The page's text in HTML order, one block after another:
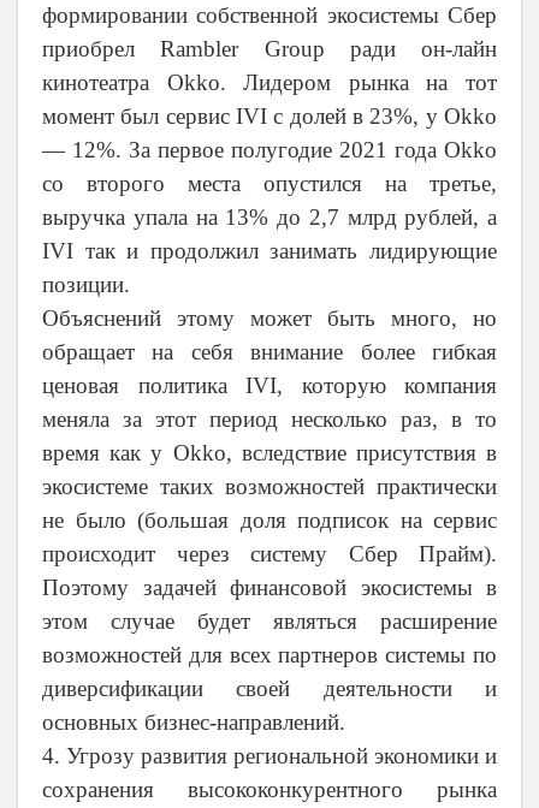
формировании собственной экосистемы Сбер
приобрел Rambler Group ради он-лайн
кинотеатра Okko. Лидером рынка на тот
момент был сервис IVI с долей в 23%, у Okko
— 12%. За первое полугодие 2021 года Okko
со второго места опустился на третье,
выручка упала на 13% до 2,7 млрд рублей, а
IVI так и продолжил занимать лидирующие
позиции.
Объяснений этому может быть много, но
обращает на себя внимание более гибкая
ценовая политика IVI, которую компания
меняла за этот период несколько раз, в то
время как у Okko, вследствие присутствия в
экосистеме таких возможностей практически
не было (большая доля подписок на сервис
происходит через систему Сбер Прайм).
Поэтому задачей финансовой экосистемы в
этом случае будет являться расширение
возможностей для всех партнеров системы по
диверсификации своей деятельности и
основных бизнес-направлений.
4. Угрозу развития региональной экономики и
сохранения высококонкурентного рынка